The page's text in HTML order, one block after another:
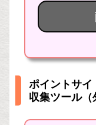
同時にCM
変更
2016/
サイト側仕
ポイントサイ
収集ツール（